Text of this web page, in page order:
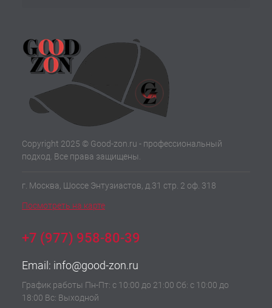
Copyright 2025 © Good-zon.ru - профессиональный
подход. Все права защищены.
г. Москва, Шоссе Энтузиастов, д.31 стр. 2 оф. 318
Посмотреть на карте
+7 (977) 958-80-39
Email: info@good-zon.ru
График работы Пн-Пт: с 10:00 до 21:00 Сб: с 10:00 до
18:00 Вс: Выходной